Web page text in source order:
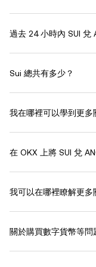
過去 24 小時內 SUI 兌
Sui 總共有多少？
我在哪裡可以學到更多
在 OKX 上將 SUI 兌
我可以在哪裡瞭解更多
關於購買數字貨幣等問